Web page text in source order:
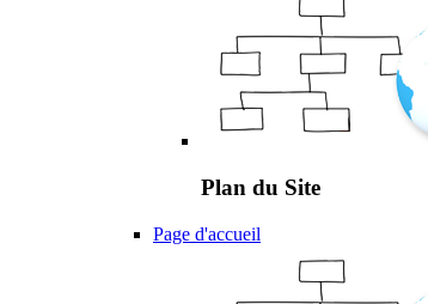
Plan du Site
Page d'accueil